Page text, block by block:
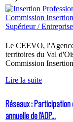
Le CEEVO,
territoires du Val
Commission
Lire la suite
Réseaux : Participation
annuelle de l'ADP...